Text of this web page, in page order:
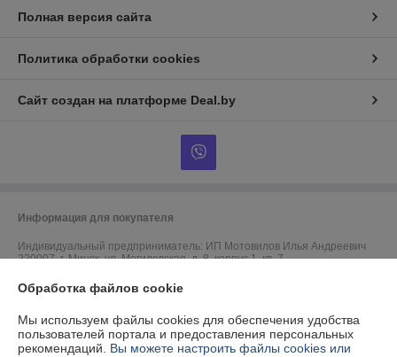
Полная версия сайта
Политика обработки cookies
Сайт создан на платформе Deal.by
Информация для покупателя
Индивидуальный предприниматель: ИП Мотовилов Илья Андреевич
220007, г. Минск, ул. Могилевская, д. 8, корпус 1, кв. 7
Регистрационный номер ЕГР: 191851678
УНП: 191851678
Регистрационный орган: Администрация Октябрьского р-на г.Минска
Обработка файлов cookie
Мы используем файлы cookies для обеспечения удобства
пользователей портала и предоставления персональных
рекомендаций. Вы можете настроить файлы cookies или